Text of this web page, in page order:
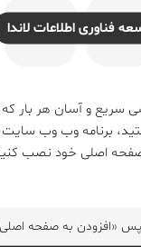
فناوری اطلاعات لاندا
سریع و آسان هر بار
برنامه وب وب سایت
اصلی خود نصب
«افزودن به صفحه
بلندمدت نیاز هستند؟
واقعی سیستم‌های
بلکه بر اساس
گزارش می‌تواند نشان
و چگونه می‌توان آن‌ها